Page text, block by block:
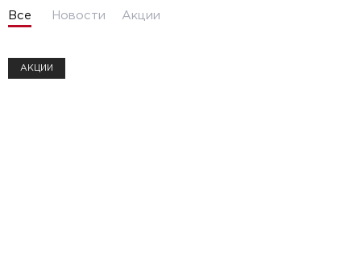
Все Новости Акции
АКЦИИ